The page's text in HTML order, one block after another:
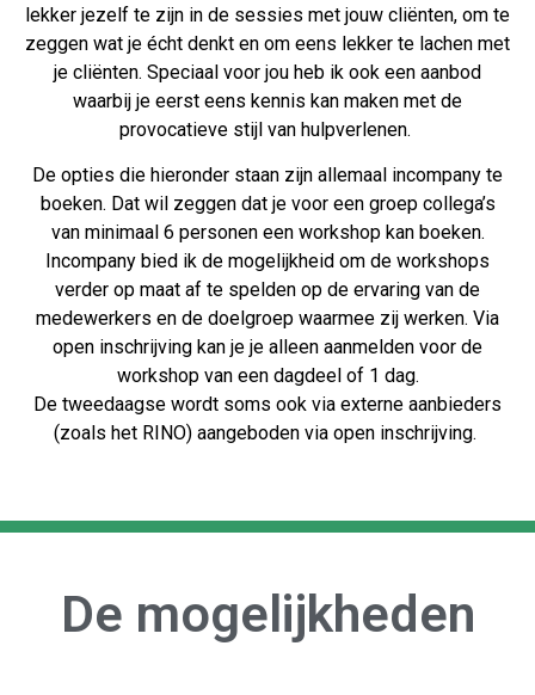
lekker jezelf te zijn in de sessies met jouw cliënten, om te
zeggen wat je écht denkt en om eens lekker te lachen met
je cliënten. Speciaal voor jou heb ik ook een aanbod
waarbij je eerst eens kennis kan maken met de
provocatieve stijl van hulpverlenen.
De opties die hieronder staan zijn allemaal incompany te
boeken. Dat wil zeggen dat je voor een groep collega’s
van minimaal 6 personen een workshop kan boeken.
Incompany bied ik de mogelijkheid om de workshops
verder op maat af te spelden op de ervaring van de
medewerkers en de doelgroep waarmee zij werken. Via
open inschrijving kan je je alleen aanmelden voor de
workshop van een dagdeel of 1 dag.
De tweedaagse wordt soms ook via externe aanbieders
(zoals het RINO) aangeboden via open inschrijving.
De mogelijkheden